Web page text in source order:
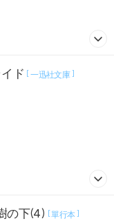
ド [一迅社文庫]
の下(4) [單行本]